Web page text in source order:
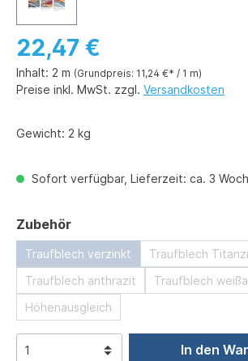
22,47 €
Inhalt: 2 m (Grundpreis: 11,24 €* / 1 m)
Preise inkl. MwSt. zzgl. Versandkosten
Gewicht: 2 kg
Sofort verfügbar, Lieferzeit: ca. 3
Zubehörauswählen
Traufblech verzinkt
Traufblech
Traufblech anthrazit
Traufblech
Höhenausgleich
In den